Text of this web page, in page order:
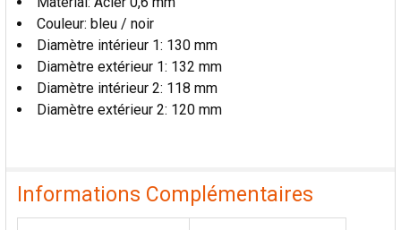
SÉLECTIONNER
AJOUTER
LA
SÉLECTION
AU PANIER
Couleur: bleu / noir
Diamètre intérieur 1: 130 mm
Diamètre extérieur 1: 132 mm
Diamètre intérieur 2: 118 mm
Diamètre extérieur 2: 120 mm
Informations Complémentaires